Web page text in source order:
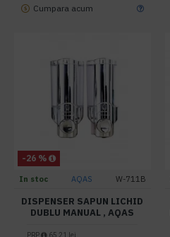
Cumpara acum
-26 %
In stoc AQAS W-711B
DISPENSER SAPUN LICHID
DUBLU MANUAL , AQAS
PRP 65,21 lei